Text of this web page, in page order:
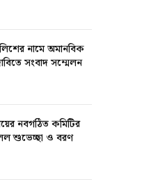
নামে অমানবিক
সংবাদ সম্মেলন
নবগঠিত কমিটির
শুভেচ্ছা ও বরণ